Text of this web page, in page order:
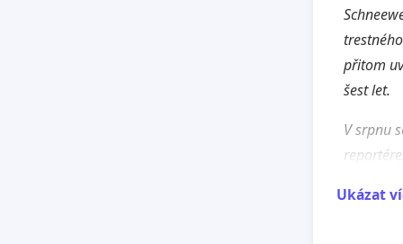
přitom
šest let.
V srpnu
Ukázat